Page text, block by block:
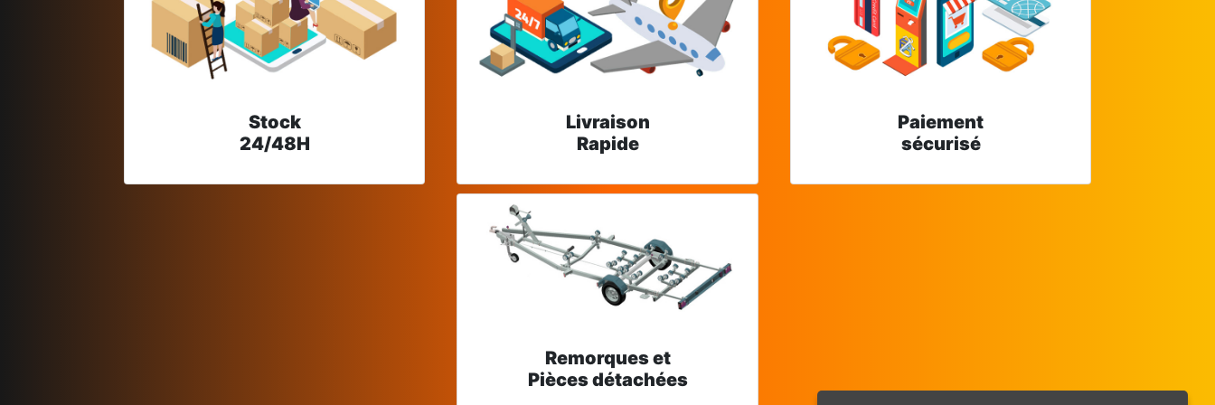
Stock
24/48H
Livraison
Rapide
Paiement
sécurisé
Remorques et
Pièces détachées